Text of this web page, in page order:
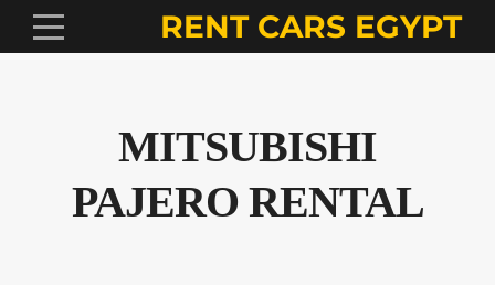
RENT CARS EGYPT
MITSUBISHI
PAJERO RENTAL